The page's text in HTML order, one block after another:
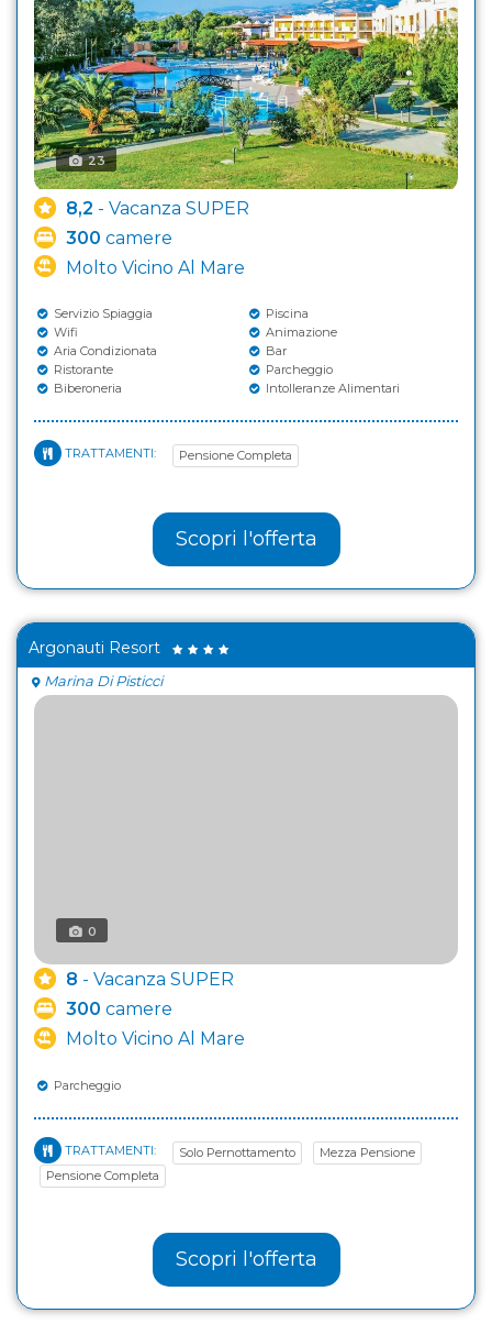
23
8,2 - Vacanza SUPER
300 camere
Molto Vicino Al Mare
Servizio Spiaggia
Piscina
Wifi
Animazione
Aria Condizionata
Bar
Ristorante
Parcheggio
Biberoneria
Intolleranze Alimentari
TRATTAMENTI: Pensione Completa
Scopri l'offerta
Argonauti Resort
Marina Di Pisticci
0
8 - Vacanza SUPER
300 camere
Molto Vicino Al Mare
Parcheggio
TRATTAMENTI: Solo Pernottamento
Mezza Pensione
Pensione Completa
Scopri l'offerta